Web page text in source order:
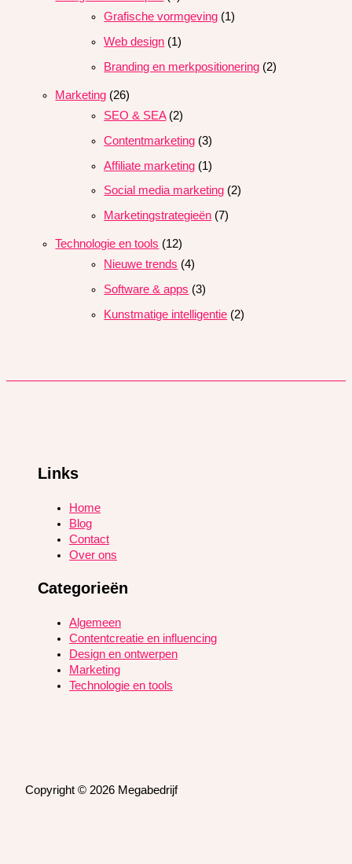
Grafische vormgeving (1)
Web design (1)
Branding en merkpositionering (2)
Marketing (26)
SEO & SEA(2)
Contentmarketing (3)
Affiliate marketing (1)
Social media marketing (2)
Marketingstrategieën (7)
Technologie en tools (12)
Nieuwe trends (4)
Software & apps (3)
Kunstmatige intelligentie (2)
Links
Home
Blog
Contact
Over ons
Categorieën
Algemeen
Contentcreatie en influencing
Design en ontwerpen
Marketing
Technologie en tools
Copyright © 2026 Megabedrijf